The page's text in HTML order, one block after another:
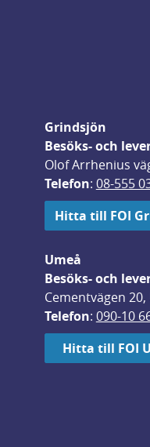
Grindsjön
Besöks- och
Olof Arrhenius
Telefon: 08-555
Hitta till FOI
Umeå
Besöks- och
Cementvägen 20,
Telefon: 090-10
Hitta till FOI